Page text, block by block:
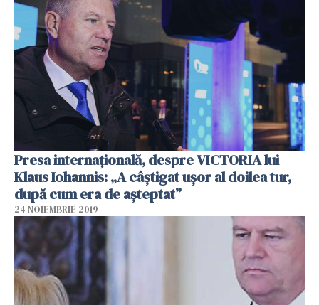
Presa internaţională, despre VICTORIA lui
Klaus Iohannis: „A câştigat uşor al doilea tur,
după cum era de aşteptat”
24 NOIEMBRIE 2019